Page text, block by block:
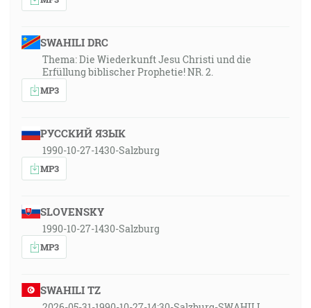
SWAHILI DRC
Thema: Die Wiederkunft Jesu Christi und die
Erfüllung biblischer Prophetie! NR. 2.
MP3
РУССКИЙ ЯЗЫК
1990-10-27-1430-Salzburg
MP3
SLOVENSKY
1990-10-27-1430-Salzburg
MP3
SWAHILI TZ